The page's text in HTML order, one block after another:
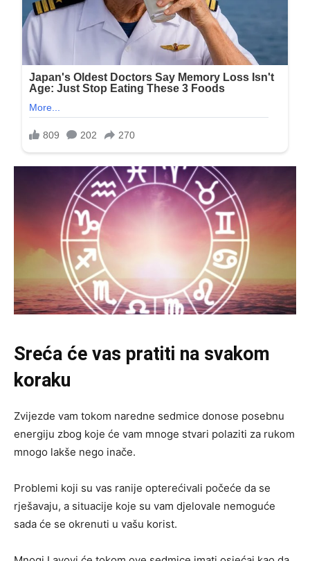
Sreća će vas pratiti na svakom
koraku
Zvijezde vam tokom naredne sedmice donose posebnu
energiju zbog koje će vam mnoge stvari polaziti za rukom
mnogo lakše nego inače.
Problemi koji su vas ranije opterećivali počeće da se
rješavaju, a situacije koje su vam djelovale nemoguće
sada će se okrenuti u vašu korist.